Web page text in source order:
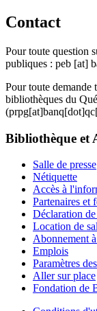
Contact
Pour toute question
publiques : peb [at]
Pour toute demande
bibliothèques du
Bibliothèque et
Salle de presse
Nétiquette
Accès à
Partenaires et
Déclaration
Location de
Abonnement
Emplois
Paramètres
Aller sur place
Fondation de